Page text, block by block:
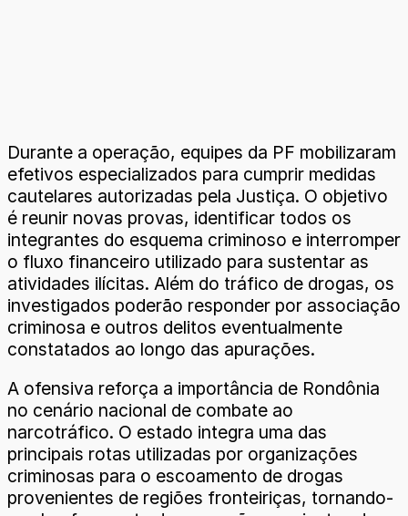
Durante a operação, equipes da PF mobilizaram
efetivos especializados para cumprir medidas
cautelares autorizadas pela Justiça. O objetivo
é reunir novas provas, identificar todos os
integrantes do esquema criminoso e interromper
o fluxo financeiro utilizado para sustentar as
atividades ilícitas. Além do tráfico de drogas, os
investigados poderão responder por associação
criminosa e outros delitos eventualmente
constatados ao longo das apurações.
A ofensiva reforça a importância de Rondônia
no cenário nacional de combate ao
narcotráfico. O estado integra uma das
principais rotas utilizadas por organizações
criminosas para o escoamento de drogas
provenientes de regiões fronteiriças, tornando-